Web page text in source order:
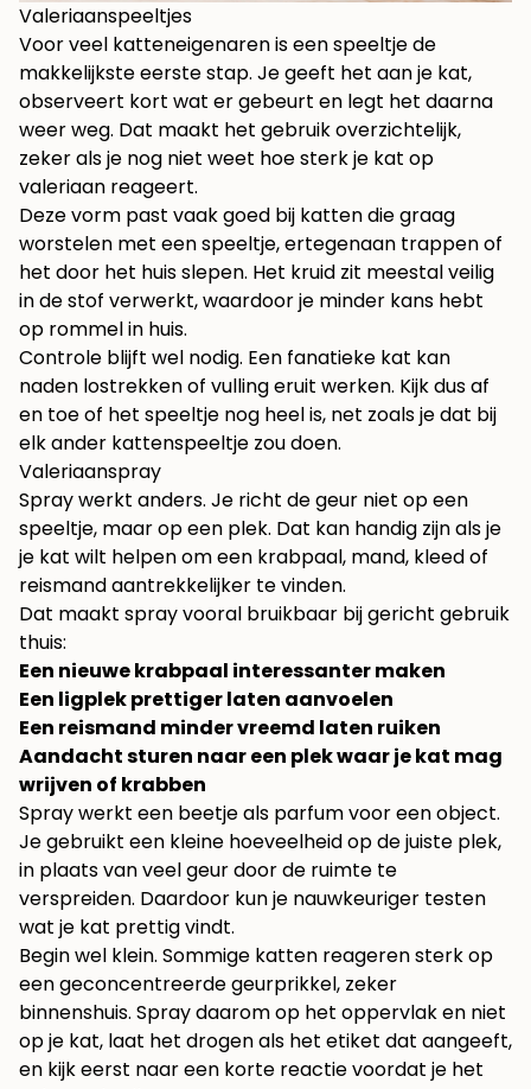
Valeriaanspeeltjes
Voor veel katteneigenaren is een speeltje de
makkelijkste eerste stap. Je geeft het aan je kat,
observeert kort wat er gebeurt en legt het daarna
weer weg. Dat maakt het gebruik overzichtelijk,
zeker als je nog niet weet hoe sterk je kat op
valeriaan reageert.
Deze vorm past vaak goed bij katten die graag
worstelen met een speeltje, ertegenaan trappen of
het door het huis slepen. Het kruid zit meestal veilig
in de stof verwerkt, waardoor je minder kans hebt
op rommel in huis.
Controle blijft wel nodig. Een fanatieke kat kan
naden lostrekken of vulling eruit werken. Kijk dus af
en toe of het speeltje nog heel is, net zoals je dat bij
elk ander kattenspeeltje zou doen.
Valeriaanspray
Spray werkt anders. Je richt de geur niet op een
speeltje, maar op een plek. Dat kan handig zijn als je
je kat wilt helpen om een krabpaal, mand, kleed of
reismand aantrekkelijker te vinden.
Dat maakt spray vooral bruikbaar bij gericht gebruik
thuis:
Een nieuwe krabpaal interessanter maken
Een ligplek prettiger laten aanvoelen
Een reismand minder vreemd laten ruiken
Aandacht sturen naar een plek waar je kat mag
wrijven of krabben
Spray werkt een beetje als parfum voor een object.
Je gebruikt een kleine hoeveelheid op de juiste plek,
in plaats van veel geur door de ruimte te
verspreiden. Daardoor kun je nauwkeuriger testen
wat je kat prettig vindt.
Begin wel klein. Sommige katten reageren sterk op
een geconcentreerde geurprikkel, zeker
binnenshuis. Spray daarom op het oppervlak en niet
op je kat, laat het drogen als het etiket dat aangeeft,
en kijk eerst naar een korte reactie voordat je het